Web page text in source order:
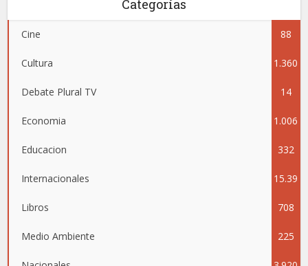
Categorías
Cine 88
Cultura 1.360
Debate Plural TV 14
Economia 1.006
Educacion 332
Internacionales 15.39
5
Libros 708
Medio Ambiente 225